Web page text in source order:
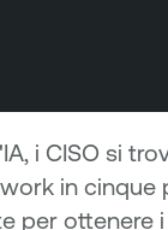
i CISO si
in
per ottenere